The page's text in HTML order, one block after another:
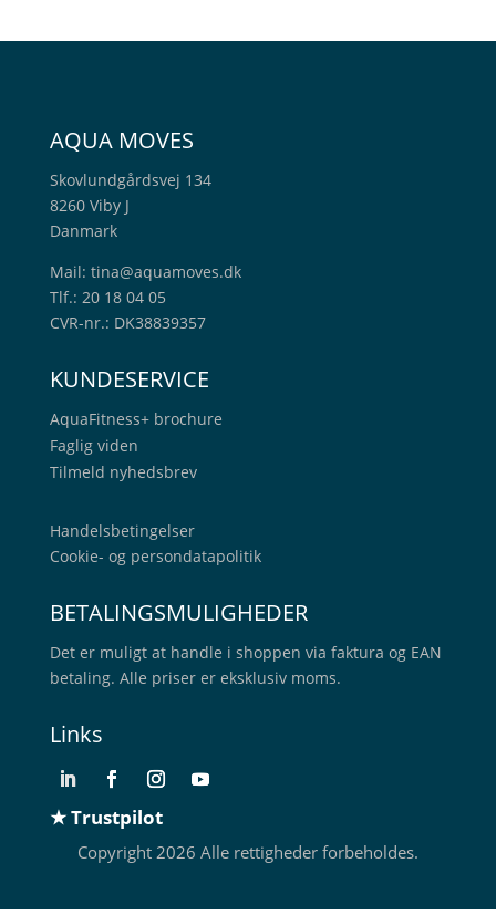
AQUA MOVES
Skovlundgårdsvej 134
8260 Viby J
Danmark
Mail: tina@aquamoves.dk
Tlf.: 20 18 04 05
CVR-nr.: DK38839357
KUNDESERVICE
AquaFitness+ brochure
Faglig viden
Tilmeld nyhedsbrev
Handelsbetingelser
Cookie- og persondatapolitik
BETALINGSMULIGHEDER
Det er muligt at handle i shoppen via faktura og EAN
betaling. Alle priser er eksklusiv moms.
Links
★ Trustpilot
Copyright 2026 Alle rettigheder forbeholdes.